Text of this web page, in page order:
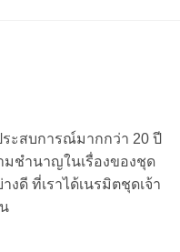
ระสบการณ์มากกว่า 20 ปี
มชำนาญในเรื่องของชุด
งดี ที่เราได้เนรมิตชุดเจ้า